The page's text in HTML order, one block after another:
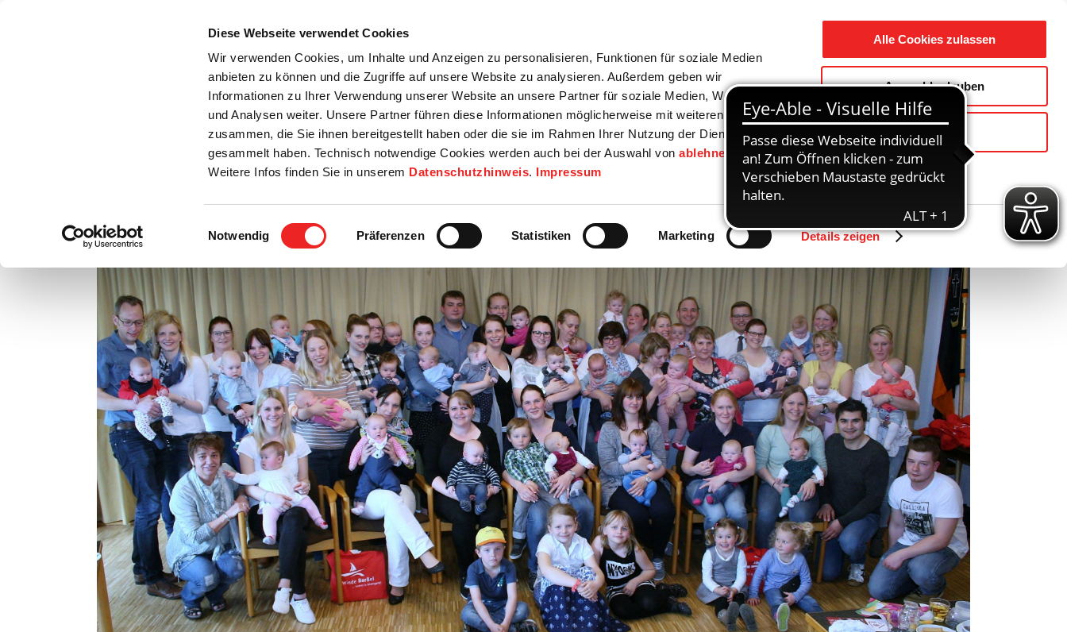
Diese Webseite verwendet Cookies
Wir verwenden Cookies, um Inhalte und Anzeigen zu personalisieren, Funktionen für soziale Medien
anbieten zu können und die Zugriffe auf unsere Website zu analysieren. Außerdem geben wir
Informationen zu Ihrer Verwendung unserer Website an unsere Partner für soziale Medien, Werbung
und Analysen weiter. Unsere Partner führen diese Informationen möglicherweise mit weiteren Daten
zusammen, die Sie ihnen bereitgestellt haben oder die sie im Rahmen Ihrer Nutzung der Dienste
gesammelt haben. Technisch notwendige Cookies werden auch bei der Auswahl vonablehnen
gesetzt.
Weitere Infos finden Sie in unserem Datenschutzhinweis. Impressum
Einwilligungsauswahl
Notwendig Präferenzen Statistiken Marketing Details zeigen
Alle Cookies zulassen
Auswahl erlauben
Ablehnen
Startseite
Bürgerservice Rats- / Bürgerinfo Wirtschaft / Wohnen Bildung / Soziales Touristik / Freizeit Gemeinde / Geschichte
Zurück
Willkommenstag für Barßeler Babys!
grösseres
Bild